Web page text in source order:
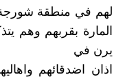
لهم في منطقة
المارة بقربهم وهم
يرن في
اذان اضدقائهم